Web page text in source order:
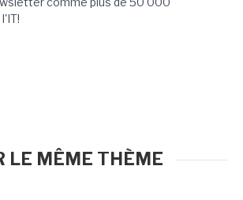
LE MÊME THÈME